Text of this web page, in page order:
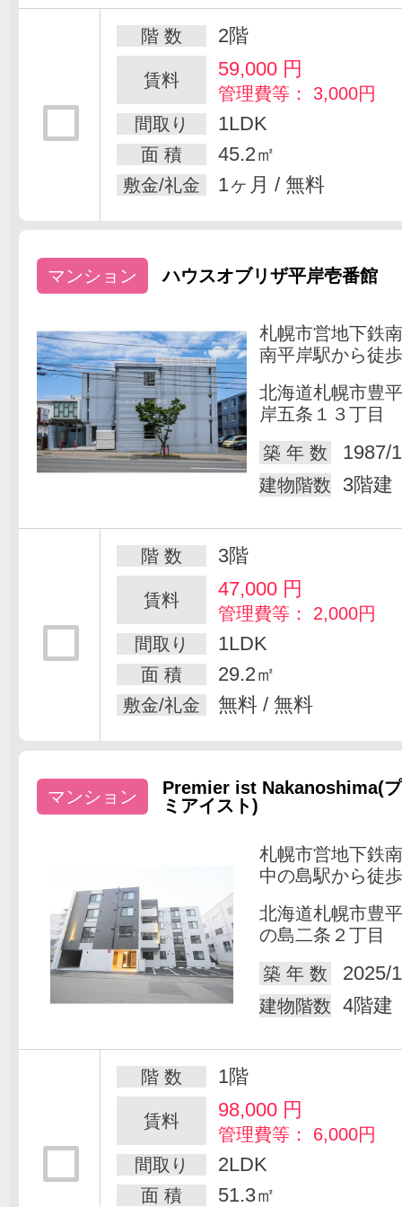
階 数 2階
賃料 59,000円
管理費等： 3,000円
間取り
1LDK
面 積 45.2㎡
敷金/礼金 1ヶ月 / 無料
マンション ハウスオブリザ平岸壱番館
札幌市営地下鉄
南平岸駅から徒
北海道札幌市豊
岸五条１３丁目
築 年 数
1987/
建物階数 3階建
階 数 3階
賃料 47,000円
管理費等： 2,000円
間取り
1LDK
面 積 29.2㎡
敷金/礼金 無料 / 無料
マンション
Premier ist Nakanoshima(
ミアイスト)
札幌市営地下鉄
中の島駅から徒
北海道札幌市豊
の島二条２丁目
築 年 数
2025/
建物階数 4階建
階 数 1階
賃料 98,000円
管理費等： 6,000円
間取り
2LDK
面 積 51.3㎡